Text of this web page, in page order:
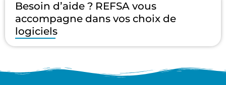
Besoin d’aide ? REFSA vous
accompagne dans vos choix de
logiciels